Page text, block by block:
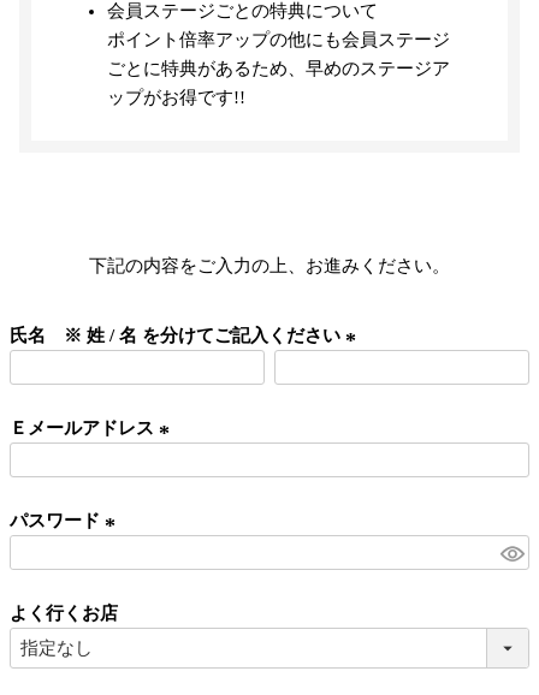
会員ステージごとの特典について
ポイント倍率アップの他にも会員ステージ
ごとに特典があるため、早めのステージア
ップがお得です!!
下記の内容をご入力の上、お進みください。
氏名 ※ 姓 / 名 を分けてご記入ください
Ｅメールアドレス
パスワード
須
よく行くお店